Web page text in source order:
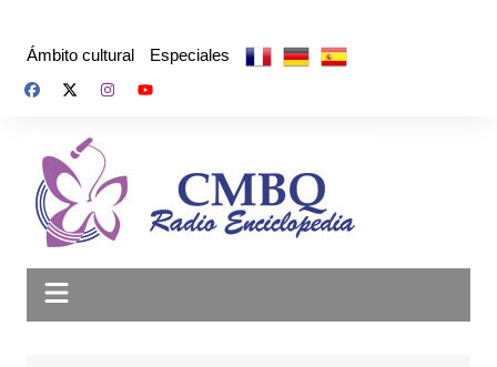
Ámbito cultural Especiales